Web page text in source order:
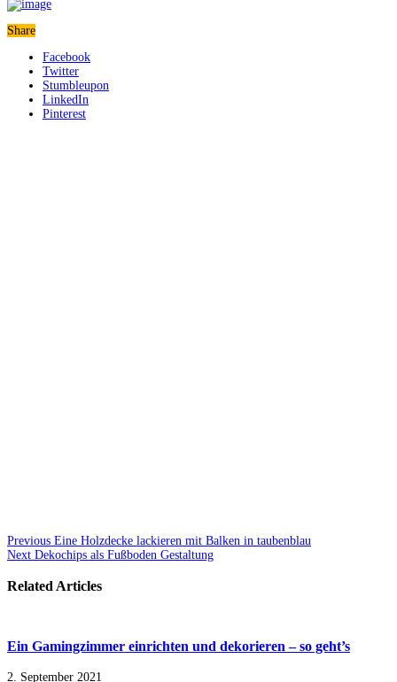
Share
Facebook
Twitter
Stumbleupon
LinkedIn
Pinterest
Previous Eine Holzdecke lackieren mit Balken in taubenblau
Next Dekochips als Fußboden Gestaltung
Related Articles
Ein Gamingzimmer einrichten und dekorieren – so geht’s
2. September 2021